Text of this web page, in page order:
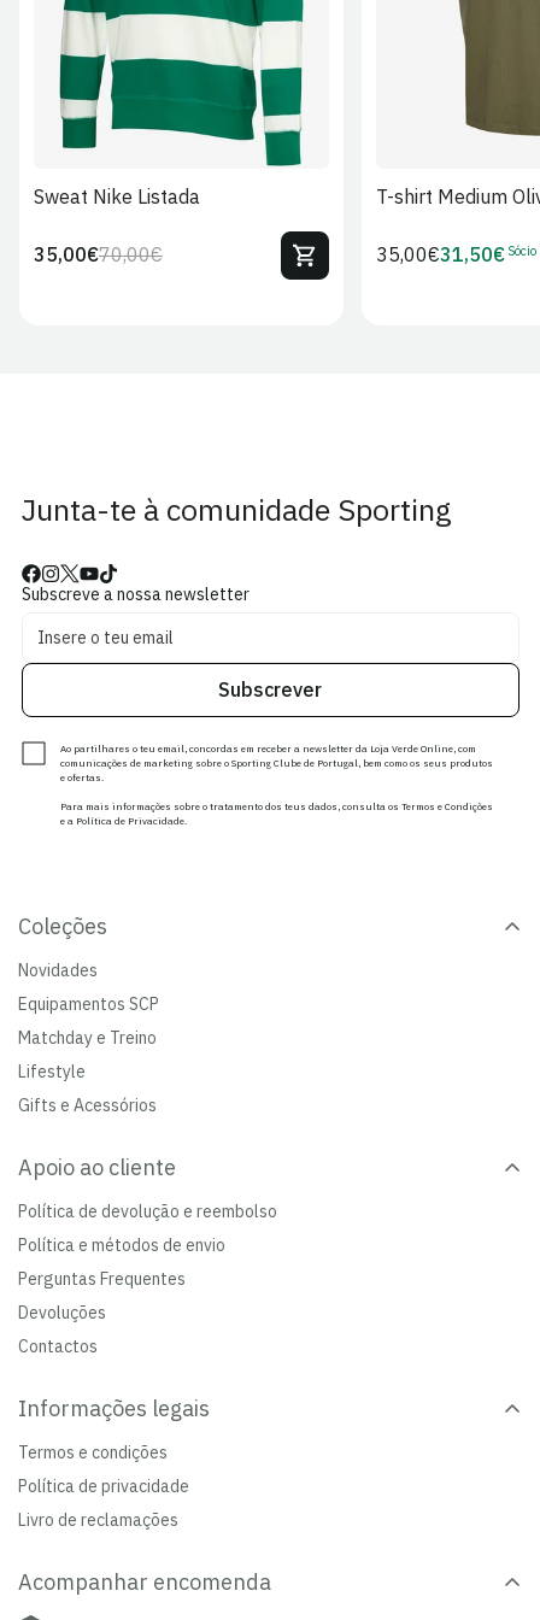
Sweat Nike Listada
Preço
70,00€Preço
35,00€
T-shirt Medium
Preço
35,00€Preço
31,50€ Sócio
Junta-te à comunidade Sporting
Subscreve a nossa newsletter
Subscrever
Ao partilhares o teu email, concordas em receber a newsletter da Loja Verde Online, com
comunicações de marketing sobre o Sporting Clube de Portugal, bem como os seus produtos
e ofertas.
Para mais informações sobre o tratamento dos teus dados, consulta os Termos e Condições
e a Política de Privacidade.
Coleções
Novidades
Equipamentos SCP
Matchday e Treino
Lifestyle
Gifts e Acessórios
Apoio ao cliente
Política de devolução e reembolso
Política e métodos de envio
Perguntas Frequentes
Devoluções
Contactos
Informações legais
Termos e condições
Política de privacidade
Livro de reclamações
Acompanhar encomenda